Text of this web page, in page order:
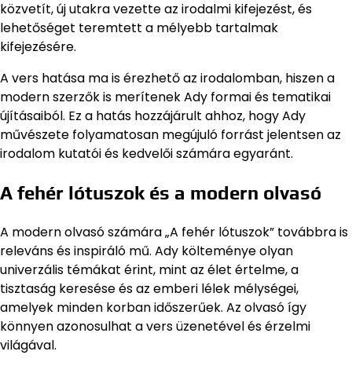
közvetít, új utakra vezette az irodalmi kifejezést, és
lehetőséget teremtett a mélyebb tartalmak
kifejezésére.
A vers hatása ma is érezhető az irodalomban, hiszen a
modern szerzők is merítenek Ady formai és tematikai
újításaiból. Ez a hatás hozzájárult ahhoz, hogy Ady
művészete folyamatosan megújuló forrást jelentsen az
irodalom kutatói és kedvelői számára egyaránt.
A fehér lótuszok és a modern olvasó
A modern olvasó számára „A fehér lótuszok” továbbra is
releváns és inspiráló mű. Ady költeménye olyan
univerzális témákat érint, mint az élet értelme, a
tisztaság keresése és az emberi lélek mélységei,
amelyek minden korban időszerűek. Az olvasó így
könnyen azonosulhat a vers üzenetével és érzelmi
világával.